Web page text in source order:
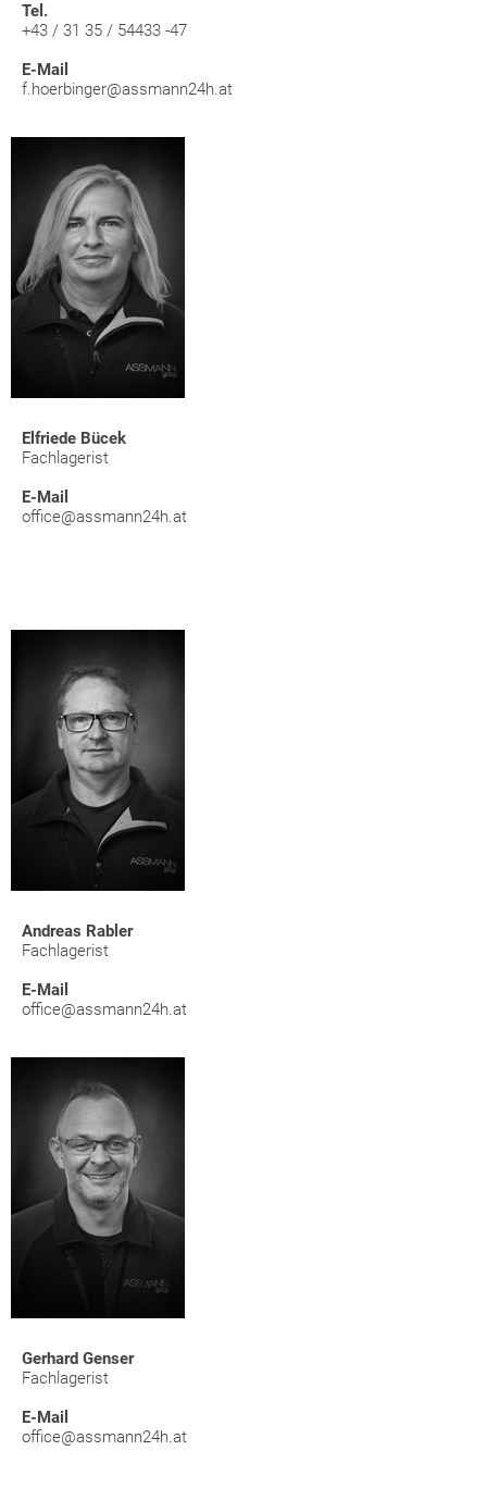
Tel.
+43 / 31 35 / 54433 -47
E-Mail
f.hoerbinger@assmann24h.at
Elfriede Bücek
Fachlagerist
E-Mail
office@assmann24h.at
Andreas Rabler
Fachlagerist
E-Mail
office@assmann24h.at
Gerhard Genser
Fachlagerist
E-Mail
office@assmann24h.at